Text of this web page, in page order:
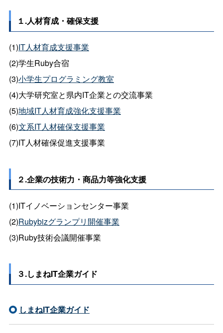
１.人材育成・確保支援
(1)IT人材育成支援事業
(2)学生Ruby合宿
(3)小学生プログラミング教室
(4)大学研究室と県内IT企業との交流事業
(5)地域IT人材育成強化支援事業
(6)文系IT人材確保支援事業
(7)IT人材確保促進支援事業
２.企業の技術力・商品力等強化支援
(1)ITイノベーションセンター事業
(2)Rubybizグランプリ開催事業
(3)Ruby技術会議開催事業
３.しまねIT企業ガイド
しまねIT企業ガイド